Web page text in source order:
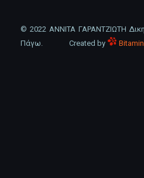
© 2022 ΑΝΝΙΤΑ ΓΑΡΑΝΤΖΙΩΤΗ
Πάγω.
Created by Bitamin